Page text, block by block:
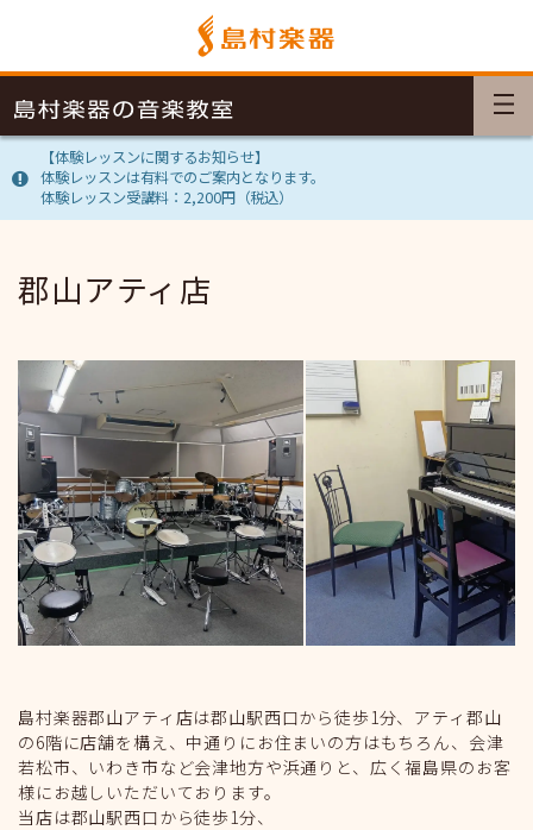
【体験レッスンに関するお知らせ】
体験レッスンは有料でのご案内となります。
体験レッスン受講料：2,200円（税込）
郡山アティ店
島村楽器郡山アティ店は郡山駅西口から徒歩1分、アティ郡山
の6階に店舗を構え、中通りにお住まいの方はもちろん、会津
若松市、いわき市など会津地方や浜通りと、広く福島県のお客
様にお越しいただいております。
当店は郡山駅西口から徒歩1分、